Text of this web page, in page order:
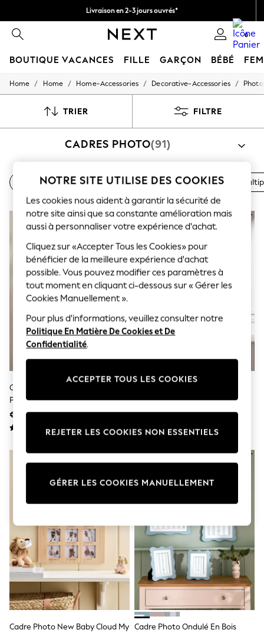
Livraison en 2-3 jours ouvrés*
Retours faciles* 0
BOUTIQUE VACANCES FILLE GARÇON BÉBÉ
HOLIDAY SHOP
All Swimwear
Beach Dresses & Kaftans
Sliders
Linen Collection
Sandals
Shorts
Trousers
Sun Hats & Caps
T-Shirts & Vests
Sunglasses
Men's Holiday Shop
All Swimwear
Accessories
Bags & Luggage
Footwear
Hats
Linen Collection
Loafers
Sandals & Flipflops
Shorts
Sunglasses
Vests
All Swimwear
Sun Hats & Caps
Rash Vests
Shirts
Shorts
Sunglasses
Sunsafe Swimwear
Swimshorts
Tops & T-Shirts
Girls Holiday Shop
All Swimwear
Beach Dresses & Kaftans
Dresses
Home / Home / Home-Accessories / Decorative-Accessories /
TRIER FILTRE
CADRES PHOTO(91)
Cadres simples Ensembles de cadres Cadres photo
Cadre Photo Chevalet N.
Premium
€ 44 - € 52
Gallery
€ 74
Cadre Photo New Baby Cloud My Cadre Photo Ondulé En Bois
NOTRE SITE UTILISE DES COOKIES
Les cookies nous aident à garantir la sécurité de
notre site ainsi que sa constante amélioration mais
aussi à personnaliser votre expérience d'achat.
Cliquez sur «Accepter Tous les Cookies» pour
bénéficier de la meilleure expérience d'achat
possible. Vous pouvez modifier ces paramètres à
tout moment en cliquant ci-dessous sur « Gérer les
Cookies Manuellement ».
Pour plus d'informations, veuillez consulter notre
Politique En Matière De Cookies et De
Confidentialité.
ACCEPTER TOUS LES COOKIES
GÉRER LES COOKIES MANUELLEMENT
REJETER LES COOKIES NON ESSENTIELS